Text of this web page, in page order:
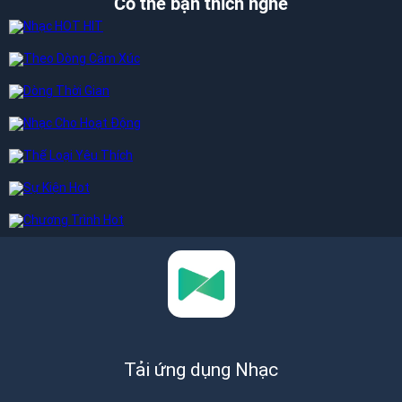
Tải ứng dụng Nhạc